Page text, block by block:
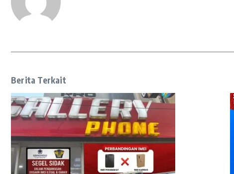
Berita Terkait